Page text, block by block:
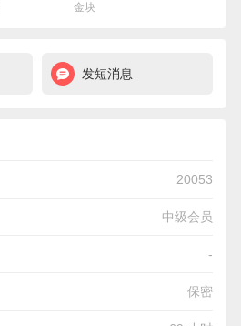
金块
发短消息
20053
中级会员
-
保密